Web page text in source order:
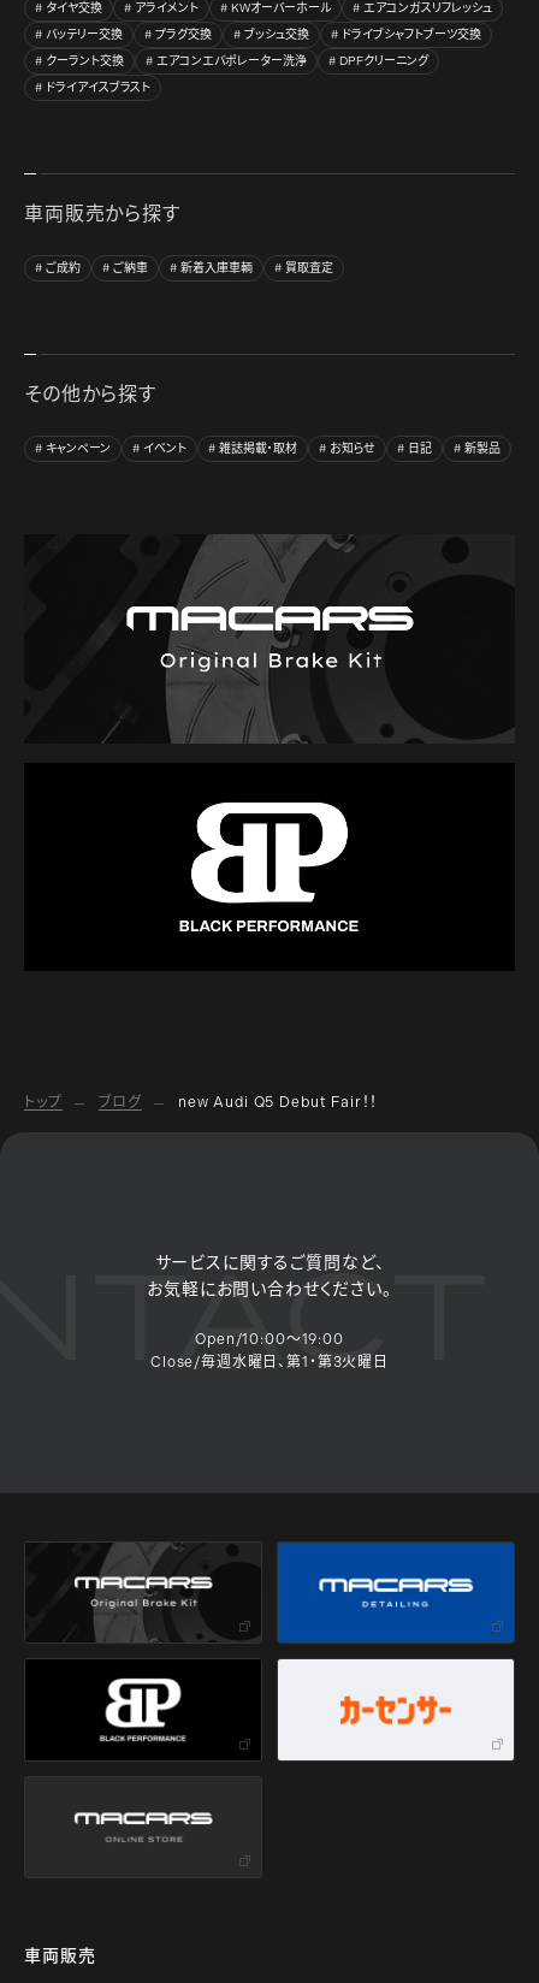
タイヤ交換
アライメント KWオーバーホール
エアコンガスリフレッシュ
バッテリー交換
プラグ交換 ブッシュ交換
ドライブシャフトブーツ交換
クーラント交換
エアコンエバポレーター洗浄
DPFクリーニング
ドライアイスブラスト
車両販売から探す
ご成約 ご納車 新着入庫車輌 買取査定
その他から探す
キャンペーン イベント 雑誌掲載・取材 お知らせ 日記 新製品
トップ ブログ new Audi Q5 Debut Fair！！
サービスに関するご質問など、
お気軽にお問い合わせください。
Open/10:00～19:00
Close/毎週水曜日、第1・第3火曜日
車両販売